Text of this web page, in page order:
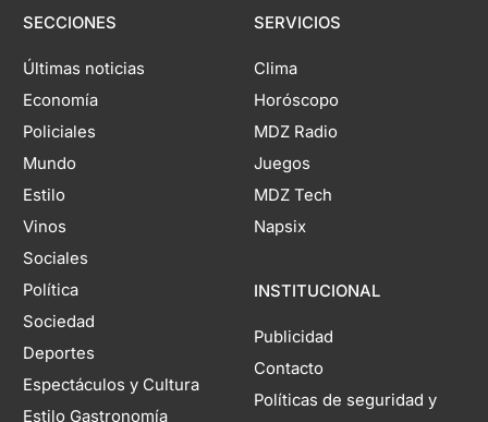
SECCIONES
Últimas noticias
Economía
Policiales
Mundo
Estilo
Vinos
Sociales
Política
Sociedad
Deportes
Espectáculos y Cultura
Estilo Gastronomía
SERVICIOS
Clima
Horóscopo
MDZ Radio
Juegos
MDZ Tech
Napsix
INSTITUCIONAL
Publicidad
Contacto
Políticas de seguridad y